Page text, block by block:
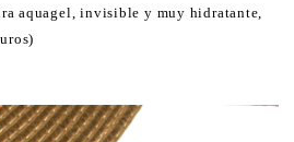
aquagel, invisible y muy hidratante,